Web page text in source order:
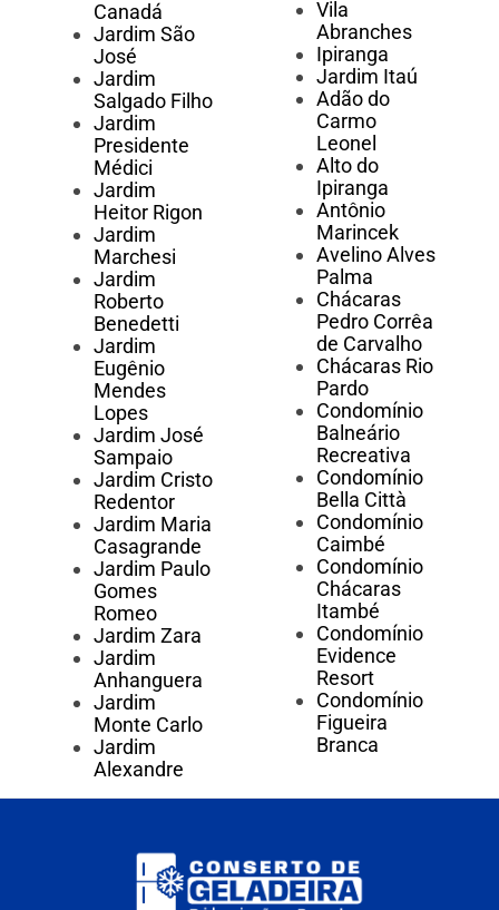
Canadá
Jardim São
José
Jardim
Salgado Filho
Jardim
Presidente
Médici
Jardim
Heitor Rigon
Jardim
Marchesi
Jardim
Roberto
Benedetti
Jardim
Eugênio
Mendes
Lopes
Jardim José
Sampaio
Jardim Cristo
Redentor
Jardim Maria
Casagrande
Jardim Paulo
Gomes
Romeo
Jardim Zara
Jardim
Anhanguera
Jardim
Monte Carlo
Jardim
Alexandre
Vila
Abranches
Ipiranga
Jardim Itaú
Adão do
Carmo
Leonel
Alto do
Ipiranga
Antônio
Marincek
Avelino Alves
Palma
Chácaras
Pedro Corrêa
de Carvalho
Chácaras Rio
Pardo
Condomínio
Balneário
Recreativa
Condomínio
Bella Città
Condomínio
Caimbé
Condomínio
Chácaras
Itambé
Condomínio
Evidence
Resort
Condomínio
Figueira
Branca